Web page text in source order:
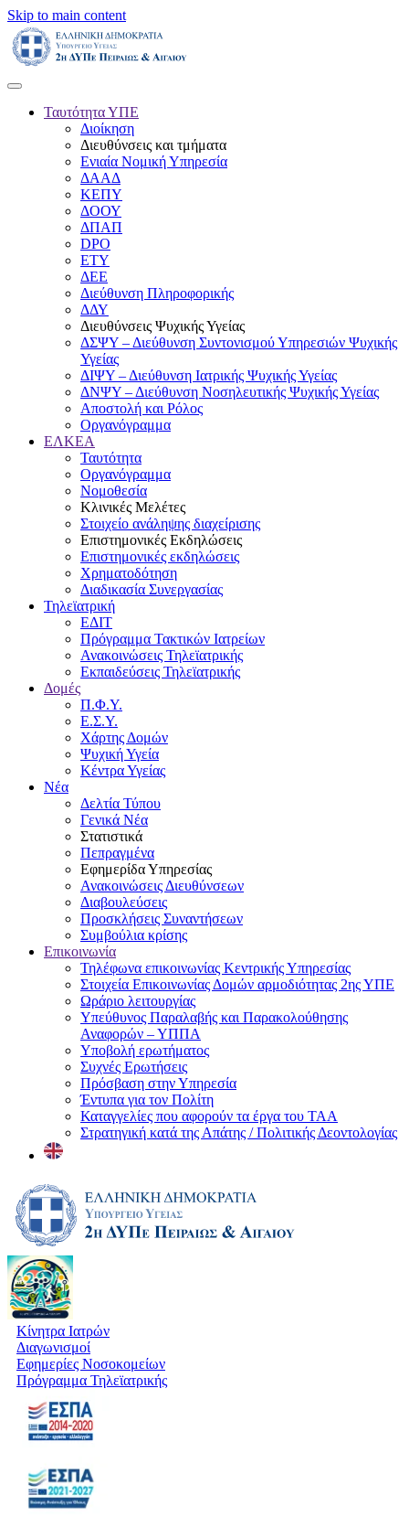
Skip to main content
Ταυτότητα ΥΠΕ
Διοίκηση
Διευθύνσεις και τμήματα
Ενιαία Νομική Υπηρεσία
ΔΑΑΔ
ΚΕΠΥ
ΔΟΟΥ
ΔΠΑΠ
DPO
ΕΤΥ
ΔΕΕ
Διεύθυνση Πληροφορικής
ΔΔΥ
Διευθύνσεις Ψυχικής Υγείας
ΔΣΨΥ – Διεύθυνση Συντονισμού Υπηρεσιών Ψυχικής
Υγείας
ΔΙΨΥ – Διεύθυνση Ιατρικής Ψυχικής Υγείας
ΔΝΨΥ – Διεύθυνση Νοσηλευτικής Ψυχικής Υγείας
Αποστολή και Ρόλος
Οργανόγραμμα
ΕΛΚΕΑ
Ταυτότητα
Οργανόγραμμα
Νομοθεσία
Κλινικές Μελέτες
Στοιχείο ανάληψης διαχείρισης
Επιστημονικές Εκδηλώσεις
Επιστημονικές εκδηλώσεις
Χρηματοδότηση
Διαδικασία Συνεργασίας
Τηλεϊατρική
ΕΔΙΤ
Πρόγραμμα Τακτικών Ιατρείων
Ανακοινώσεις Τηλεϊατρικής
Εκπαιδεύσεις Τηλεϊατρικής
Δομές
Π.Φ.Υ.
Ε.Σ.Υ.
Χάρτης Δομών
Ψυχική Υγεία
Κέντρα Υγείας
Νέα
Δελτία Τύπου
Γενικά Νέα
Στατιστικά
Πεπραγμένα
Εφημερίδα Υπηρεσίας
Ανακοινώσεις Διευθύνσεων
Διαβουλεύσεις
Προσκλήσεις Συναντήσεων
Συμβούλια κρίσης
Επικοινωνία
Τηλέφωνα επικοινωνίας Κεντρικής Υπηρεσίας
Στοιχεία Επικοινωνίας Δομών αρμοδιότητας 2ης ΥΠΕ
Ωράριο λειτουργίας
Υπεύθυνος Παραλαβής και Παρακολούθησης
Αναφορών – ΥΠΠΑ
Υποβολή ερωτήματος
Συχνές Ερωτήσεις
Πρόσβαση στην Υπηρεσία
Έντυπα για τον Πολίτη
Καταγγελίες που αφορούν τα έργα του ΤΑΑ
Στρατηγική κατά της Απάτης / Πολιτικής Δεοντολογίας
Κίνητρα Ιατρών
Διαγωνισμοί
Εφημερίες Νοσοκομείων
Πρόγραμμα Τηλεϊατρικής